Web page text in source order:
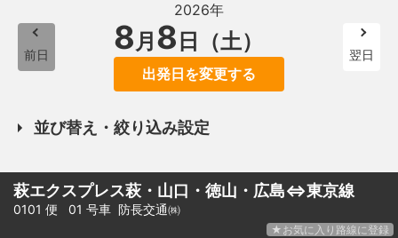
前日
2026年
8月 8 日（土）
出発日を変更する
翌日
並び替え・絞り込み設定
萩エクスプレス萩・山口・徳山・広島⇔東京線
0101 便 01 号車 防長交通㈱
★お気に入り路線に登録